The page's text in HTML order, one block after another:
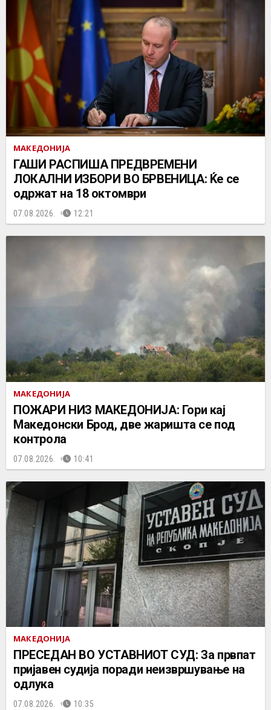
МАКЕДОНИЈА
ГАШИ РАСПИША ПРЕДВРЕМЕНИ
ЛОКАЛНИ ИЗБОРИ ВО БРВЕНИЦА: Ќе се
одржат на 18 октомври
07.08.2026. 12:21
МАКЕДОНИЈА
ПОЖАРИ НИЗ МАКЕДОНИЈА: Гори кај
Македонски Брод, две жаришта се под
контрола
07.08.2026. 10:41
МАКЕДОНИЈА
ПРЕСЕДАН ВО УСТАВНИОТ СУД: За првпат
пријавен судија поради неизвршување на
одлука
07.08.2026. 10:35